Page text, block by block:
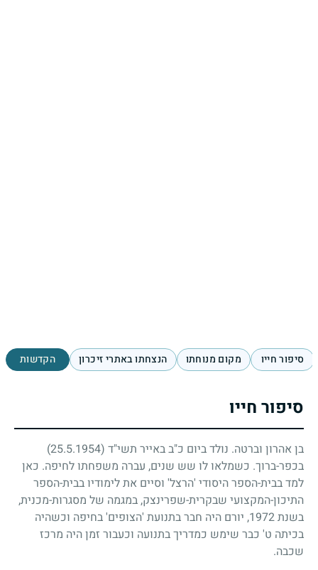
סיפור חייו מקום מנוחתו הנצחתו באתרי זיכרון הקדשות
סיפור חייו
בן אהרון וברטה. נולד ביום כ"ב באייר תשי"ד (25.5.1954)
בכפר-ברוך. כשמלאו לו שש שנים, עברה משפחתו לחיפה. כאן
למד בבית-הספר היסודי 'הרצל' וסיים את לימודיו בבית-הספר
התיכון-המקצועי שבקרית-שפרינצק, במגמה של מסגרות-מכנית,
בשנת1972, יורם היה חבר בתנועת 'הצופים' בחיפה וכשהיה
בכיתה ט' כבר שימש כמדריך בתנועה וכעבור זמן היה מרכז
שכבה.